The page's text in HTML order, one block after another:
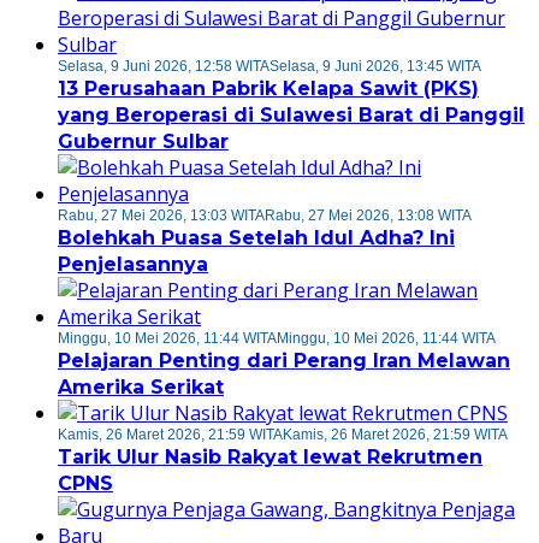
Selasa, 9 Juni 2026, 12:58 WITASelasa, 9 Juni 2026, 13:45 WITA
13 Perusahaan Pabrik Kelapa Sawit (PKS)
yang Beroperasi di Sulawesi Barat di Panggil
Gubernur Sulbar
Rabu, 27 Mei 2026, 13:03 WITARabu, 27 Mei 2026, 13:08 WITA
Bolehkah Puasa Setelah Idul Adha? Ini
Penjelasannya
Minggu, 10 Mei 2026, 11:44 WITAMinggu, 10 Mei 2026, 11:44 WITA
Pelajaran Penting dari Perang Iran Melawan
Amerika Serikat
Kamis, 26 Maret 2026, 21:59 WITAKamis, 26 Maret 2026, 21:59 WITA
Tarik Ulur Nasib Rakyat lewat Rekrutmen
CPNS